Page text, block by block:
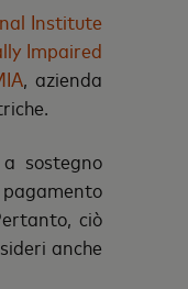
Institute
Impaired
, azienda
sostegno
pagamento
ciò
anche